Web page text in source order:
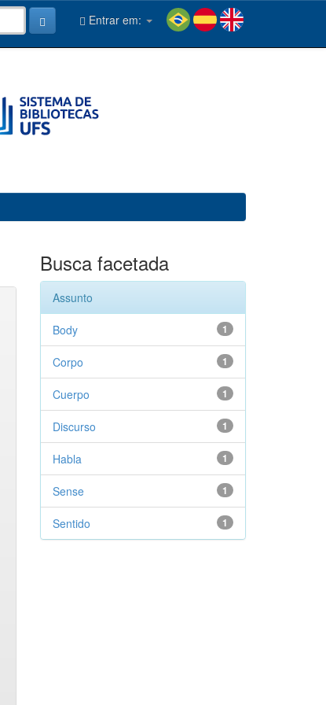
Entrar em:
Busca facetada
Assunto
1
Body
1
Corpo
1
Cuerpo
1
Discurso
1
Habla
1
Sense
1
Sentido